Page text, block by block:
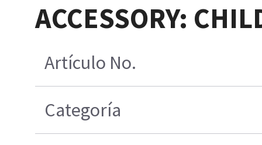
ACCESSORY:
Artículo No.
Categoría